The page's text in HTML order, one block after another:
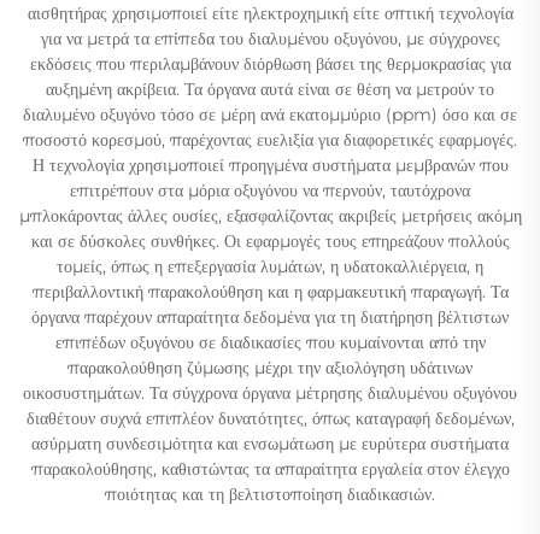
αισθητήρας χρησιμοποιεί είτε ηλεκτροχημική είτε οπτική τεχνολογία
για να μετρά τα επίπεδα του διαλυμένου οξυγόνου, με σύγχρονες
εκδόσεις που περιλαμβάνουν διόρθωση βάσει της θερμοκρασίας για
αυξημένη ακρίβεια. Τα όργανα αυτά είναι σε θέση να μετρούν το
διαλυμένο οξυγόνο τόσο σε μέρη ανά εκατομμύριο (ppm) όσο και σε
ποσοστό κορεσμού, παρέχοντας ευελιξία για διαφορετικές εφαρμογές.
Η τεχνολογία χρησιμοποιεί προηγμένα συστήματα μεμβρανών που
επιτρέπουν στα μόρια οξυγόνου να περνούν, ταυτόχρονα
μπλοκάροντας άλλες ουσίες, εξασφαλίζοντας ακριβείς μετρήσεις ακόμη
και σε δύσκολες συνθήκες. Οι εφαρμογές τους επηρεάζουν πολλούς
τομείς, όπως η επεξεργασία λυμάτων, η υδατοκαλλιέργεια, η
περιβαλλοντική παρακολούθηση και η φαρμακευτική παραγωγή. Τα
όργανα παρέχουν απαραίτητα δεδομένα για τη διατήρηση βέλτιστων
επιπέδων οξυγόνου σε διαδικασίες που κυμαίνονται από την
παρακολούθηση ζύμωσης μέχρι την αξιολόγηση υδάτινων
οικοσυστημάτων. Τα σύγχρονα όργανα μέτρησης διαλυμένου οξυγόνου
διαθέτουν συχνά επιπλέον δυνατότητες, όπως καταγραφή δεδομένων,
ασύρματη συνδεσιμότητα και ενσωμάτωση με ευρύτερα συστήματα
παρακολούθησης, καθιστώντας τα απαραίτητα εργαλεία στον έλεγχο
ποιότητας και τη βελτιστοποίηση διαδικασιών.